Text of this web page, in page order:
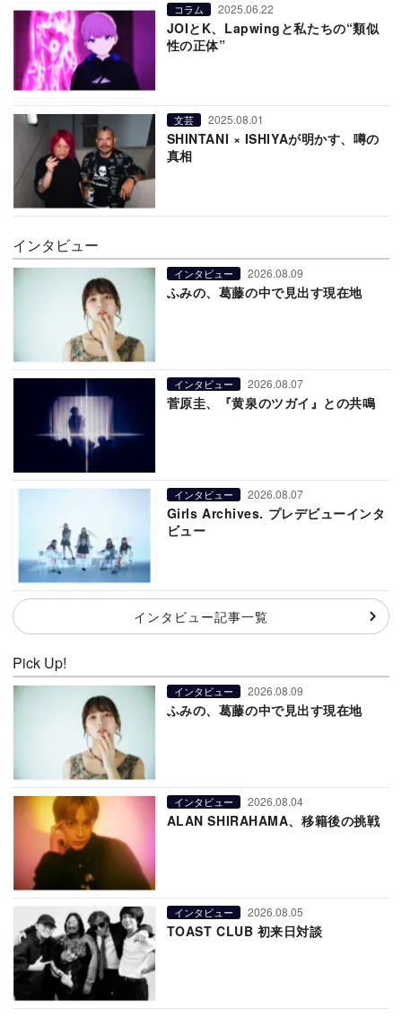
コラム 2025.06.22
JOIとK、Lapwingと私たちの“類似
性の正体”
文芸 2025.08.01
SHINTANI × ISHIYAが明かす、噂の
真相
インタビュー
インタビュー 2026.08.09
ふみの、葛藤の中で見出す現在地
インタビュー 2026.08.07
菅原圭、『黄泉のツガイ』との共鳴
インタビュー 2026.08.07
Girls Archives. プレデビューインタ
ビュー
インタビュー記事一覧
Pick Up!
インタビュー 2026.08.09
ふみの、葛藤の中で見出す現在地
インタビュー 2026.08.04
ALAN SHIRAHAMA、移籍後の挑戦
インタビュー 2026.08.05
TOAST CLUB 初来日対談